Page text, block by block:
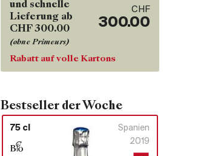
und schnelle
Lieferung ab
CHF 300.00
(ohne Primeurs)
CHF
300.00
Rabatt auf volle Kartons
Bestseller der Woche
75 cl
Spanien
2019